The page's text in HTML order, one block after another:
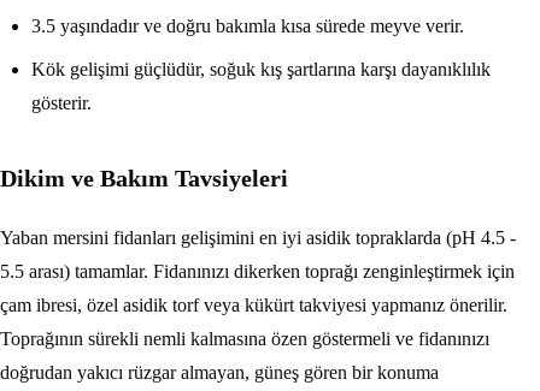
3.5 yaşındadır ve doğru bakımla kısa sürede meyve verir.
Kök gelişimi güçlüdür, soğuk kış şartlarına karşı dayanıklılık
gösterir.
Dikim ve Bakım Tavsiyeleri
Yaban mersini fidanları gelişimini en iyi asidik topraklarda (pH 4.5 -
5.5 arası) tamamlar. Fidanınızı dikerken toprağı zenginleştirmek için
çam ibresi, özel asidik torf veya kükürt takviyesi yapmanız önerilir.
Toprağının sürekli nemli kalmasına özen göstermeli ve fidanınızı
doğrudan yakıcı rüzgar almayan, güneş gören bir konuma